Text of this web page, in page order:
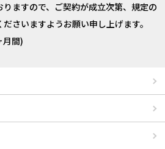
ますので、ご契約が成立次第、規定の
さいますようお願い申し上げます。
月間)